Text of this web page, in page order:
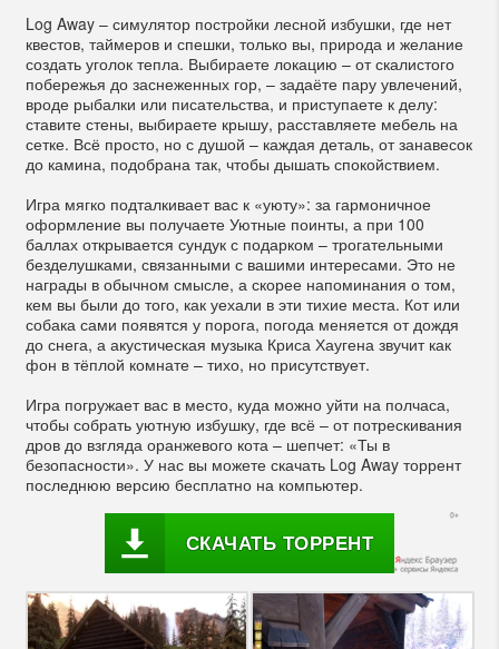
Log Away – симулятор постройки лесной избушки, где нет
квестов, таймеров и спешки, только вы, природа и желание
создать уголок тепла. Выбираете локацию – от скалистого
побережья до заснеженных гор, – задаёте пару увлечений,
вроде рыбалки или писательства, и приступаете к делу:
ставите стены, выбираете крышу, расставляете мебель на
сетке. Всё просто, но с душой – каждая деталь, от занавесок
до камина, подобрана так, чтобы дышать спокойствием.
Игра мягко подталкивает вас к «уюту»: за гармоничное
оформление вы получаете Уютные поинты, а при 100
баллах открывается сундук с подарком – трогательными
безделушками, связанными с вашими интересами. Это не
награды в обычном смысле, а скорее напоминания о том,
кем вы были до того, как уехали в эти тихие места. Кот или
собака сами появятся у порога, погода меняется от дождя
до снега, а акустическая музыка Криса Хаугена звучит как
фон в тёплой комнате – тихо, но присутствует.
Игра погружает вас в место, куда можно уйти на полчаса,
чтобы собрать уютную избушку, где всё – от потрескивания
дров до взгляда оранжевого кота – шепчет: «Ты в
безопасности». У нас вы можете скачать Log Away торрент
последнюю версию бесплатно на компьютер.
СКАЧАТЬ ТОРРЕНТ